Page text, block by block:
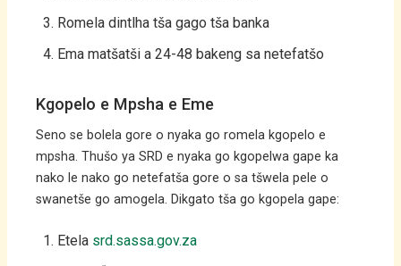
Romela dintlha tša gago tša banka
Ema matšatši a 24-48 bakeng sa netefatšo
Kgopelo e Mpsha e Eme
Seno se bolela gore o nyaka go romela kgopelo e
mpsha. Thušo ya SRD e nyaka go kgopelwa gape ka
nako le nako go netefatša gore o sa tšwela pele o
swanetše go amogela. Dikgato tša go kgopela gape:
Etela srd.sassa.gov.za